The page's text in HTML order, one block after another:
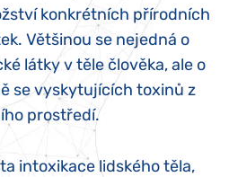
konkrétních přírodních
. Většinou se nejedná o
látky v těle člověka, ale o
se vyskytujících toxinů z
prostředí.
intoxikace lidského těla,